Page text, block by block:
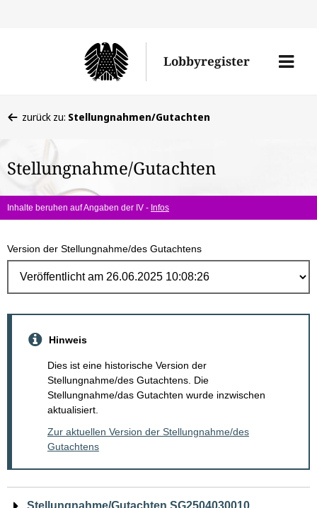
Lobbyregister
Menü
befinden
hier:
zurück zu: Stellungnahmen/Gutachten
Stellungnahme/Gutachten
Inhalte beruhen auf Angaben der IV - Infos
Version der Stellungnahme/des Gutachtens
Hinweis
Dies ist eine historische Version der
Stellungnahme/des Gutachtens. Die
Stellungnahme/das Gutachten wurde inzwischen
aktualisiert.
Zur aktuellen Version der Stellungnahme/des
Gutachtens
Navigation